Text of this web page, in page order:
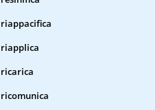
riappacifica
riapplica
ricarica
ricomunica